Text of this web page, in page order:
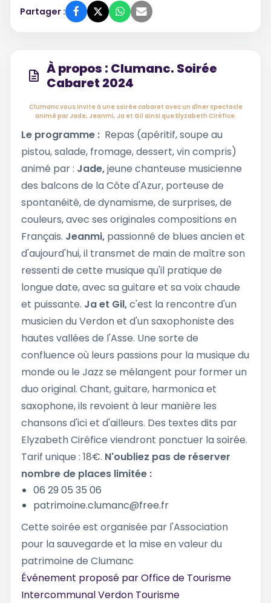
Partager :
À propos : Clumanc. Soirée
Cabaret 2024
Clumanc vous invite à une soirée cabaret avec un dîner spectacle
animé par Jade, Jeanmi, Ja et Gil ainsi que Elyzabeth Ciréfice.
Le programme : Repas (apéritif, soupe au
pistou, salade, fromage, dessert, vin compris)
animé par : Jade,jeune chanteuse musicienne
des balcons de la Côte d'Azur, porteuse de
spontanéité, de dynamisme, de surprises, de
couleurs, avec ses originales compositions en
Français. Jeanmi, passionné de blues ancien et
d'aujourd'hui, il transmet de main de maître son
ressenti de cette musique qu'il pratique de
longue date, avec sa guitare et sa voix chaude
et puissante. Ja et Gil,c'est la rencontre d'un
musicien du Verdon et d'un saxophoniste des
hautes vallées de l'Asse. Une sorte de
confluence où leurs passions pour la musique du
monde ou le Jazz se mélangent pour former un
duo original. Chant, guitare, harmonica et
saxophone, ils revoient à leur manière les
chansons d'ici et d'ailleurs. Des textes dits par
Elyzabeth Ciréfice viendront ponctuer la soirée.
Tarif unique : 18€. N'oubliez pas de réserver
nombre de places limitée :
06 29 05 35 06
patrimoine.clumanc@free.fr
Cette soirée est organisée par l'Association
pour la sauvegarde et la mise en valeur du
patrimoine de Clumanc
Événement proposé parOffice de Tourisme
Intercommunal Verdon Tourisme